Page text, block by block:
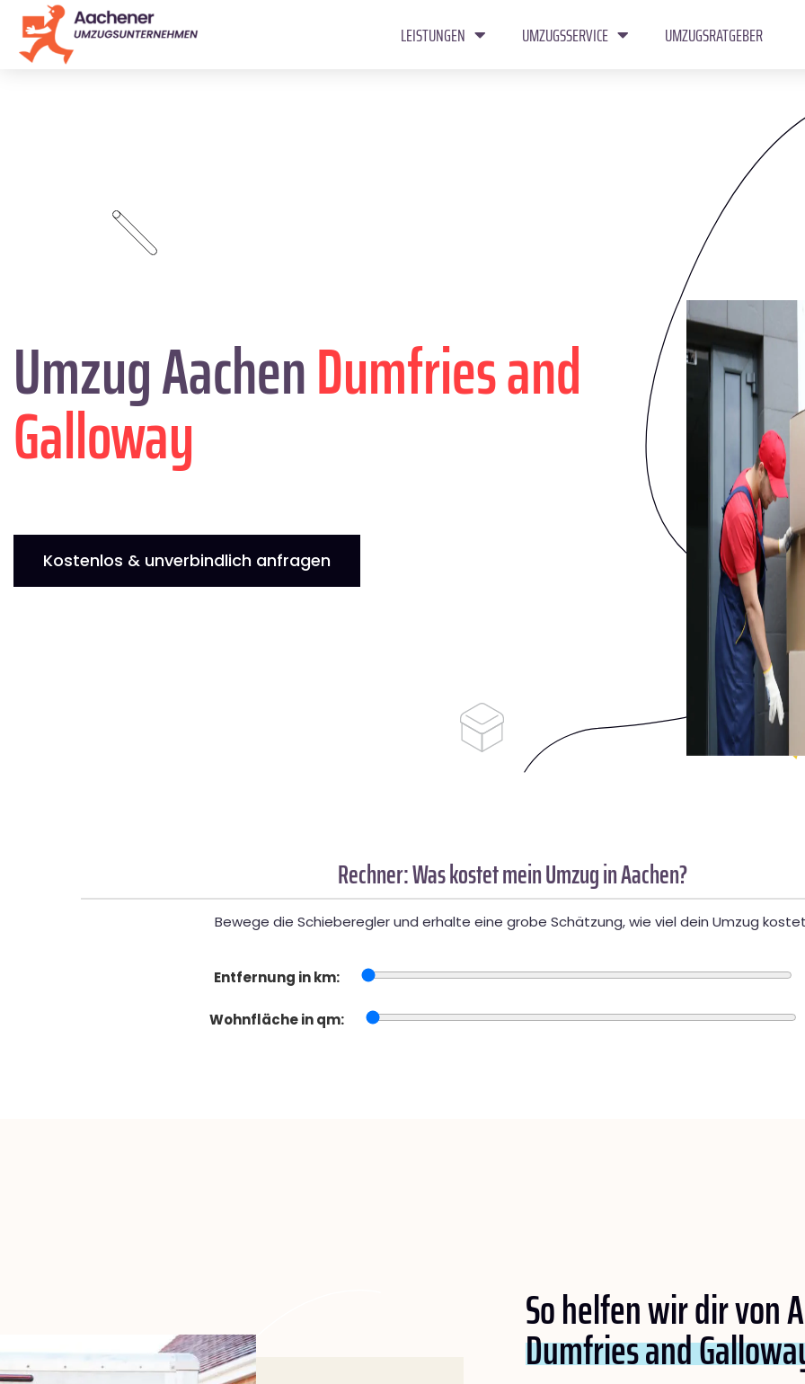
LEISTUNGEN UMZUGSSERVICE UMZUGSRATGEBER
Umzug AachenDumfries and
Galloway
Kostenlos & unverbindlich anfragen
Rechner: Was kostet mein Umzug in Aachen?
Bewege die Schieberegler und erhalte eine grobe Schätzung, wie viel dein Umzug
Entfernung in km:
Wohnfläche in qm:
So helfen wir dir von
Dumfries and